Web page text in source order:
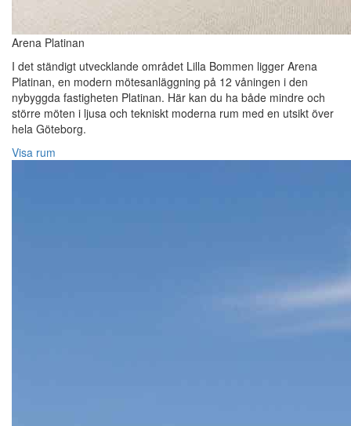
Arena Platinan
I det ständigt utvecklande området Lilla Bommen ligger Arena
Platinan, en modern mötesanläggning på 12 våningen i den
nybyggda fastigheten Platinan. Här kan du ha både mindre och
större möten i ljusa och tekniskt moderna rum med en utsikt över
hela Göteborg.
Visa rum